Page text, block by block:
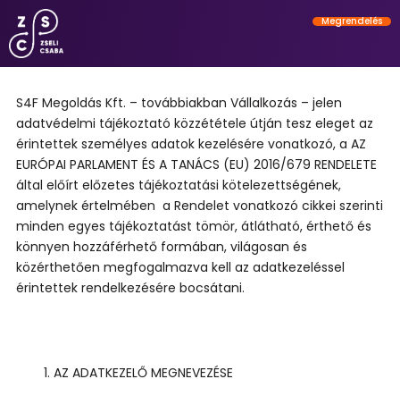
Megrendelés
S4F Megoldás Kft. – továbbiakban Vállalkozás – jelen
adatvédelmi tájékoztató közzététele útján tesz eleget az
érintettek személyes adatok kezelésére vonatkozó, a AZ
EURÓPAI PARLAMENT ÉS A TANÁCS (EU) 2016/679 RENDELETE
által előírt előzetes tájékoztatási kötelezettségének,
amelynek értelmében a Rendelet vonatkozó cikkei szerinti
minden egyes tájékoztatást tömör, átlátható, érthető és
könnyen hozzáférhető formában, világosan és
közérthetően megfogalmazva kell az adatkezeléssel
érintettek rendelkezésére bocsátani.
AZ ADATKEZELŐ MEGNEVEZÉSE